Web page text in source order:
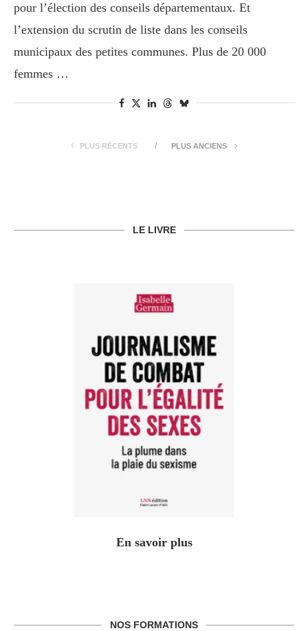
pour l’élection des conseils départementaux. Et
l’extension du scrutin de liste dans les conseils
municipaux des petites communes. Plus de 20 000
femmes …
PLUS RÉCENTS PLUS ANCIENS
LE LIVRE
En savoir plus
NOS FORMATIONS